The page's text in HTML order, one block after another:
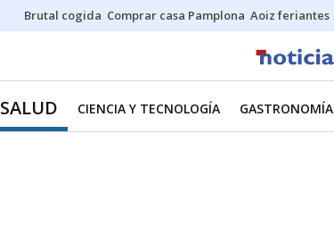
Brutal cogida Comprar casa Pamplona Aoiz feriantes
SALUD CIENCIA Y TECNOLOGÍA GASTRONOMÍA